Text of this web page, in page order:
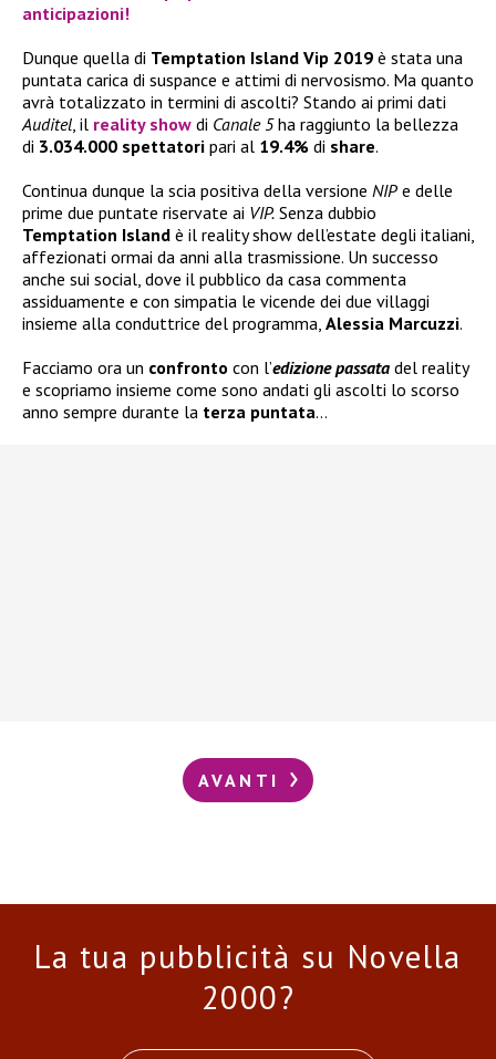
anticipazioni!
Dunque quella di Temptation Island Vip 2019 è stata una
puntata carica di suspance e attimi di nervosismo. Ma quanto
avrà totalizzato in termini di ascolti? Stando ai primi dati
Auditel, il reality show di Canale 5ha raggiunto la bellezza
di 3.034.000 spettatori pari al 19.4% di share.
Continua dunque la scia positiva della versione NIP e delle
prime due puntate riservate ai VIP. Senza dubbio
Temptation Island è il reality show dell’estate degli italiani,
affezionati ormai da anni alla trasmissione. Un successo
anche sui social, dove il pubblico da casa commenta
assiduamente e con simpatia le vicende dei due villaggi
insieme alla conduttrice del programma, Alessia Marcuzzi.
Facciamo ora un confronto con l’edizione passata del reality
e scopriamo insieme come sono andati gli ascolti lo scorso
anno sempre durante la terza puntata…
AVANTI
La tua pubblicità su Novella
2000?